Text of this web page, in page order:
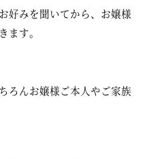
好みを聞いてから、お嬢様
ます。
ろんお嬢様ご本人やご家族